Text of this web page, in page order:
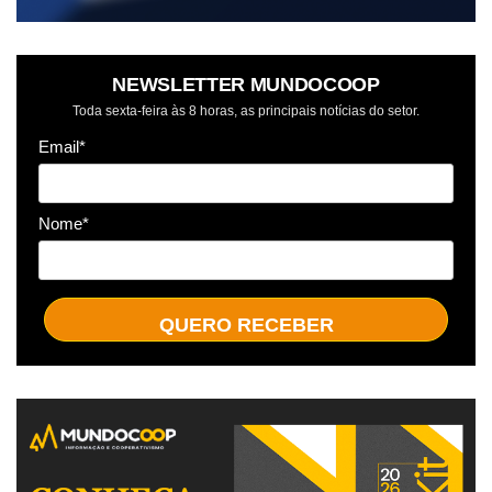
NEWSLETTER MUNDOCOOP
Toda sexta-feira às 8 horas, as principais notícias do setor.
Email*
Nome*
QUERO RECEBER